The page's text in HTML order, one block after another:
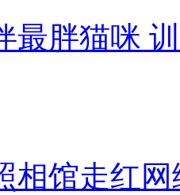
最胖猫咪
相馆走红网